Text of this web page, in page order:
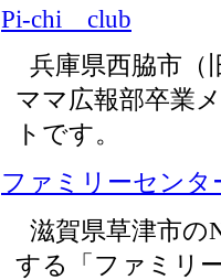
Pi-chi club
兵庫県西脇市
ママ広報部卒業
トです。
ファミリーセンタ
滋賀県草津市の
する「ファミリ